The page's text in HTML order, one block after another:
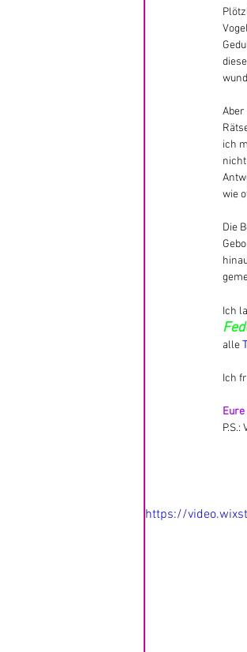
Aber
ich
wie
Die
Ich
alle
Ich
Eure
https://